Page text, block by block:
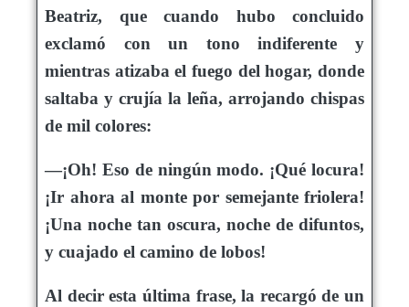
Beatriz, que cuando hubo concluido
exclamó con un tono indiferente y
mientras atizaba el fuego del hogar, donde
saltaba y crujía la leña, arrojando chispas
de mil colores:
—¡Oh! Eso de ningún modo. ¡Qué locura!
¡Ir ahora al monte por semejante friolera!
¡Una noche tan oscura, noche de difuntos,
y cuajado el camino de lobos!
Al decir esta última frase, la recargó de un